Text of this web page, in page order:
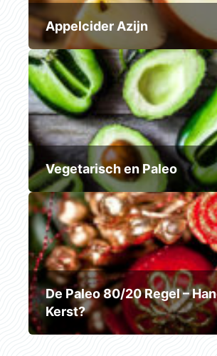
Appelcider Azijn
Vegetarisch en Paleo
De Paleo 80/20 Regel –
Kerst?